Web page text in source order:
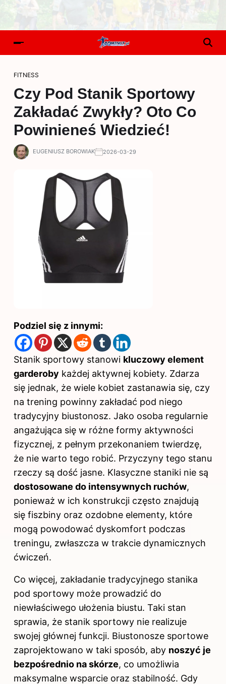
FITNESS
Czy Pod Stanik Sportowy
Zakładać Zwykły? Oto Co
Powinieneś Wiedzieć!
EUGENIUSZ BOROWIAK 2026-03-29
Podziel się z innymi:
Stanik sportowy stanowi kluczowy element
garderoby każdej aktywnej kobiety. Zdarza
się jednak, że wiele kobiet zastanawia się, czy
na trening powinny zakładać pod niego
tradycyjny biustonosz. Jako osoba regularnie
angażująca się w różne formy aktywności
fizycznej, z pełnym przekonaniem twierdzę,
że nie warto tego robić. Przyczyny tego stanu
rzeczy są dość jasne. Klasyczne staniki nie są
dostosowane do intensywnych ruchów,
ponieważ w ich konstrukcji często znajdują
się fiszbiny oraz ozdobne elementy, które
mogą powodować dyskomfort podczas
treningu, zwłaszcza w trakcie dynamicznych
ćwiczeń.
Co więcej, zakładanie tradycyjnego stanika
pod sportowy może prowadzić do
niewłaściwego ułożenia biustu. Taki stan
sprawia, że stanik sportowy nie realizuje
swojej głównej funkcji. Biustonosze sportowe
zaprojektowano w taki sposób, aby noszyć je
bezpośrednio na skórze, co umożliwia
maksymalne wsparcie oraz stabilność. Gdy